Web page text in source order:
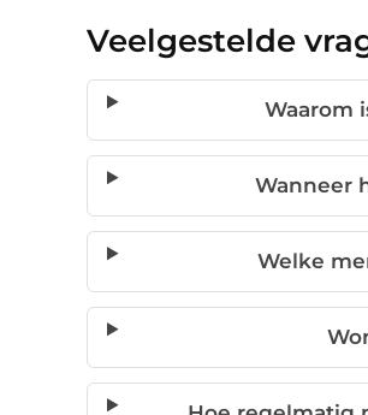
Veelgestelde
Waarom
Wanneer
Welke